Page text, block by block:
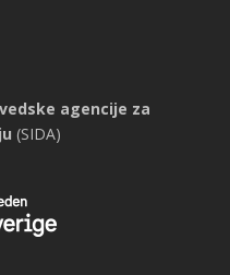
agencije za
(SIDA)